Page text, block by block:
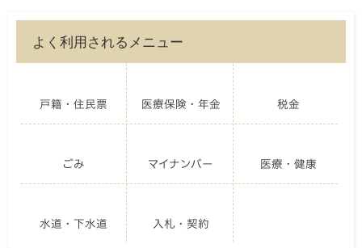
よく利用されるメニュー
戸籍・住民票 医療保険・年金 税金
ごみ マイナンバー 医療・健康
水道・下水道 入札・契約